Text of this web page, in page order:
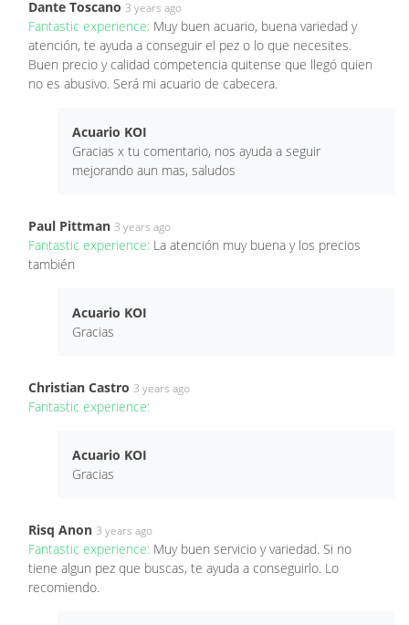
Dante Toscano 3 years ago
Fantastic experience: Muy buen acuario, buena variedad y
atención, te ayuda a conseguir el pez o lo que necesites.
Buen precio y calidad competencia quitense que llegó quien
no es abusivo. Será mi acuario de cabecera.
Acuario KOI
Gracias x tu comentario, nos ayuda a seguir
mejorando aun mas, saludos
Paul Pittman 3 years ago
Fantastic experience: La atención muy buena y los precios
también
Acuario KOI
Gracias
Christian Castro 3 years ago
Fantastic experience:
Acuario KOI
Gracias
Risq Anon 3 years ago
Fantastic experience: Muy buen servicio y variedad. Si no
tiene algun pez que buscas, te ayuda a conseguirlo. Lo
recomiendo.